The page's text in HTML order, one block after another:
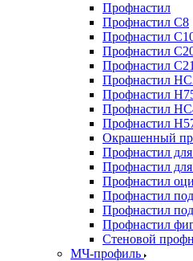
Профнастил
Профнастил С8
Профнастил
Профнастил
Профнастил С21
Профнастил
Профнастил
Профнастил
Профнастил
Окрашенный
Профнастил для
Профнастил
Профнастил
Профнастил
Профнастил
Профнастил
Стеновой
МЧ-профиль